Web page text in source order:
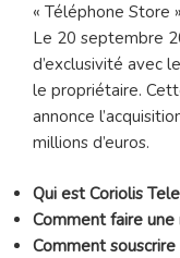
« Téléphone Store
Le 20 septembre
d’exclusivité avec
le propriétaire.
annonce
millions d’euros.
Qui est Coriolis
Comment faire une
Comment